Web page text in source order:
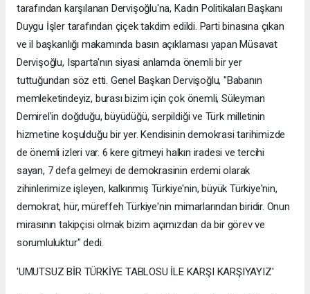
tarafından karşılanan Dervişoğlu'na, Kadın Politikaları Başkanı
Duygu İşler tarafından çiçek takdim edildi. Parti binasına çıkan
ve il başkanlığı makamında basın açıklaması yapan Müsavat
Dervişoğlu, Isparta'nın siyasi anlamda önemli bir yer
tuttuğundan söz etti. Genel Başkan Dervişoğlu, "Babanın
memleketindeyiz, burası bizim için çok önemli, Süleyman
Demirel'in doğduğu, büyüdüğü, serpildiği ve Türk milletinin
hizmetine koşulduğu bir yer. Kendisinin demokrasi tarihimizde
de önemli izleri var. 6 kere gitmeyi halkın iradesi ve tercihi
sayan, 7 defa gelmeyi de demokrasinin erdemi olarak
zihinlerimize işleyen, kalkınmış Türkiye'nin, büyük Türkiye'nin,
demokrat, hür, müreffeh Türkiye'nin mimarlarından biridir. Onun
mirasının takipçisi olmak bizim açımızdan da bir görev ve
sorumluluktur" dedi.
'UMUTSUZ BİR TÜRKİYE TABLOSU İLE KARŞI KARŞIYAYIZ'